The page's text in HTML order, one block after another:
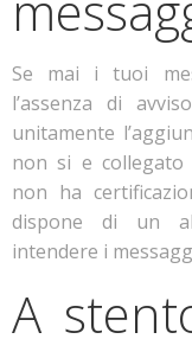
Se mai i tuoi
l’assenza di
unitamente
non si e collegato
non ha
dispone di un
intendere i
A